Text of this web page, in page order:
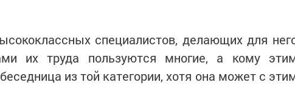
специалистов, делающих для
их труда пользуются многие, а кому
из той категории, хотя она может с